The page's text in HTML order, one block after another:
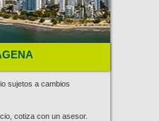
sujetos a cambios
cotiza con un asesor.